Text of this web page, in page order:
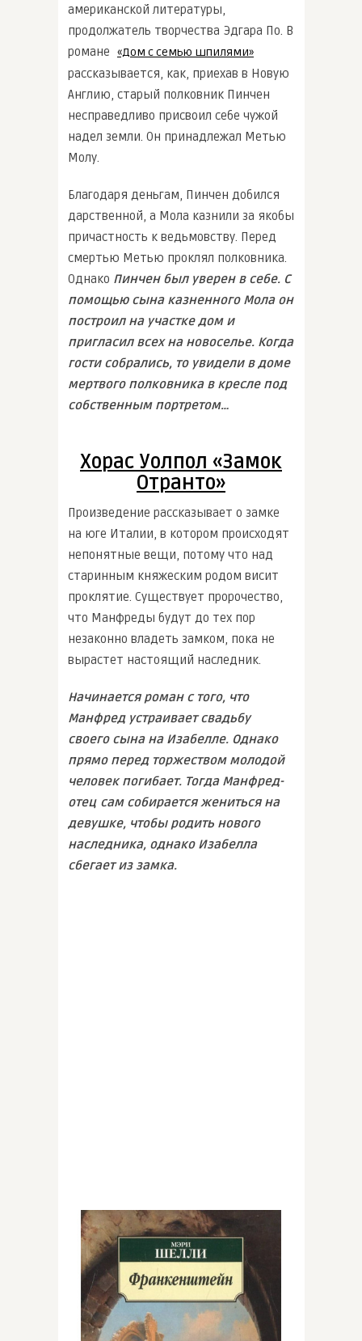
американской литературы,
продолжатель творчества Эдгара По. В
романе «Дом с семью шпилями»
рассказывается, как, приехав в Новую
Англию, старый полковник Пинчен
несправедливо присвоил себе чужой
надел земли. Он принадлежал Метью
Молу.
Благодаря деньгам, Пинчен добился
дарственной, а Мола казнили за якобы
причастность к ведьмовству. Перед
смертью Метью проклял полковника.
Однако Пинчен был уверен в себе. С
помощью сына казненного Мола он
построил на участке дом и
пригласил всех на новоселье. Когда
гости собрались, то увидели в доме
мертвого полковника в кресле под
собственным портретом…
Хорас Уолпол «Замок
Отранто»
Произведение рассказывает о замке
на юге Италии, в котором происходят
непонятные вещи, потому что над
старинным княжеским родом висит
проклятие. Существует пророчество,
что Манфреды будут до тех пор
незаконно владеть замком, пока не
вырастет настоящий наследник.
Начинается роман с того, что
Манфред устраивает свадьбу
своего сына на Изабелле. Однако
прямо перед торжеством молодой
человек погибает. Тогда Манфред-
отец сам собирается жениться на
девушке, чтобы родить нового
наследника, однако Изабелла
сбегает из замка.